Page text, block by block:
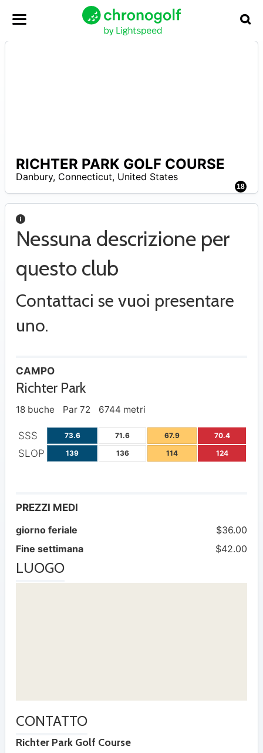
18
RICHTER PARK GOLF COURSE
Danbury, Connecticut, United States
Nessuna descrizione per
questo club
Contattaci se vuoi presentare
uno.
CAMPO
Richter Park
18 buche Par 72 6744 metri
SSS 73.6 71.6 67.9 70.4
SLOP 139 136 114 124
PREZZI MEDI
giorno feriale
$36.00
Fine settimana
$42.00
LUOGO
CONTATTO
Richter Park Golf Course